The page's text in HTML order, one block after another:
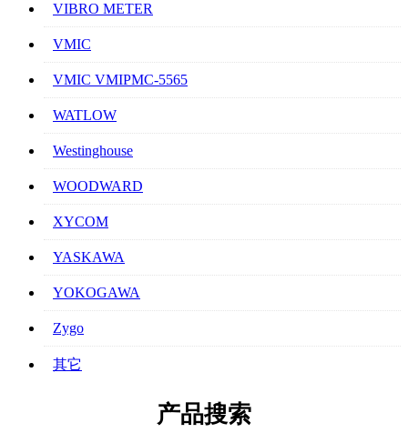
VIBRO METER
VMIC
VMIC VMIPMC-5565
WATLOW
Westinghouse
WOODWARD
XYCOM
YASKAWA
YOKOGAWA
Zygo
其它
产品搜索